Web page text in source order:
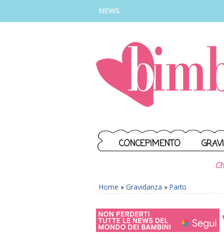
NEWS
CONCEPIMENTO
Home » Gravidanza » Parto